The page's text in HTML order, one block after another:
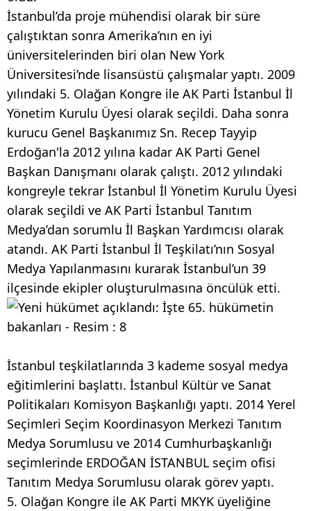
İstanbul’da proje mühendisi olarak bir süre
çalıştıktan sonra Amerika’nın en iyi
üniversitelerinden biri olan New York
Üniversitesi’nde lisansüstü çalışmalar yaptı. 2009
yılındaki 5. Olağan Kongre ile AK Parti İstanbul İl
Yönetim Kurulu Üyesi olarak seçildi. Daha sonra
kurucu Genel Başkanımız Sn. Recep Tayyip
Erdoğan'la 2012 yılına kadar AK Parti Genel
Başkan Danışmanı olarak çalıştı. 2012 yılındaki
kongreyle tekrar İstanbul İl Yönetim Kurulu Üyesi
olarak seçildi ve AK Parti İstanbul Tanıtım
Medya’dan sorumlu İl Başkan Yardımcısı olarak
atandı. AK Parti İstanbul İl Teşkilatı’nın Sosyal
Medya Yapılanmasını kurarak İstanbul’un 39
ilçesinde ekipler oluşturulmasına öncülük etti.
İstanbul teşkilatlarında 3 kademe sosyal medya
eğitimlerini başlattı. İstanbul Kültür ve Sanat
Politikaları Komisyon Başkanlığı yaptı. 2014 Yerel
Seçimleri Seçim Koordinasyon Merkezi Tanıtım
Medya Sorumlusu ve 2014 Cumhurbaşkanlığı
seçimlerinde ERDOĞAN İSTANBUL seçim ofisi
Tanıtım Medya Sorumlusu olarak görev yaptı.
5. Olağan Kongre ile AK Parti MKYK üyeliğine